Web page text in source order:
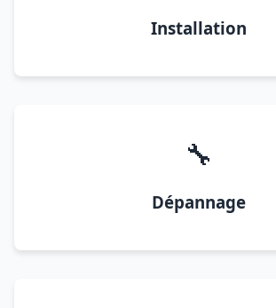
Installation
🔧
Dépannage